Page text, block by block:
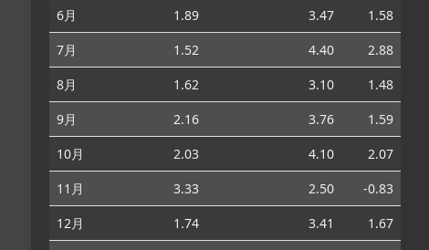
6月
1.89 3.47
1.58
7月
1.52 4.40
2.88
8月
1.62 3.10
1.48
9月
2.16 3.76
1.59
10月
2.03 4.10
2.07
11月
3.33 2.50
-0.83
12月
1.74 3.41
1.67